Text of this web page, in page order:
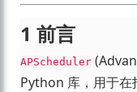
1 前言
APScheduler
Python 库，用于在